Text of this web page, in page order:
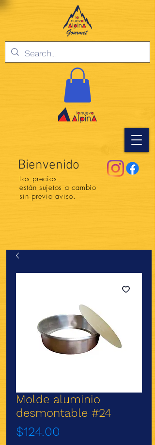
Bienvenido
Los precios
están sujetos a cambio
sin previo aviso.
Molde aluminio
desmontable #24
$124.00